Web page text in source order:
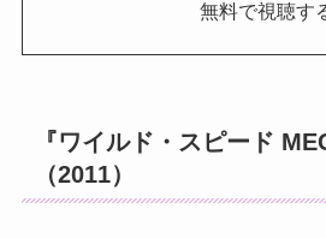
無料で視聴す
『ワイルド・スピード
（2011）